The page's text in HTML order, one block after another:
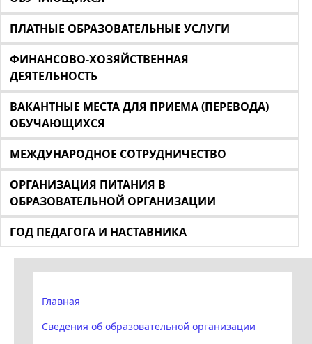
ПЛАТНЫЕ ОБРАЗОВАТЕЛЬНЫЕ УСЛУГИ
ФИНАНСОВО-ХОЗЯЙСТВЕННАЯ
ДЕЯТЕЛЬНОСТЬ
ВАКАНТНЫЕ МЕСТА ДЛЯ ПРИЕМА (ПЕРЕВОДА)
ОБУЧАЮЩИХСЯ
МЕЖДУНАРОДНОЕ СОТРУДНИЧЕСТВО
ОРГАНИЗАЦИЯ ПИТАНИЯ В
ОБРАЗОВАТЕЛЬНОЙ ОРГАНИЗАЦИИ
ГОД ПЕДАГОГА И НАСТАВНИКА
Главная
Сведения об образовательной организации